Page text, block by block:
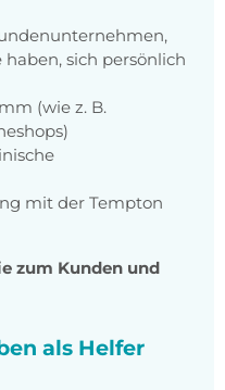
sich persönlich
(wie z. B.
mit der Tempton
zum Kunden und
als Helfer